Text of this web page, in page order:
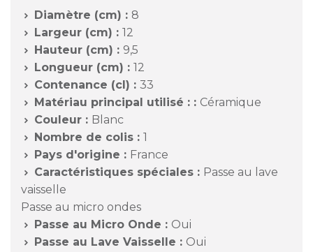
 Diamètre (cm) : 8
 Largeur (cm) : 12
 Hauteur (cm) : 9,5
 Longueur (cm) : 12
 Contenance (cl) : 33
 Matériau principal utilisé : : Céramique
 Couleur : Blanc
 Nombre de colis : 1
 Pays d'origine : France
 Caractéristiques spéciales : Passe au lave
vaisselle
Passe au micro ondes
 Passe au Micro Onde : Oui
 Passe au Lave Vaisselle : Oui